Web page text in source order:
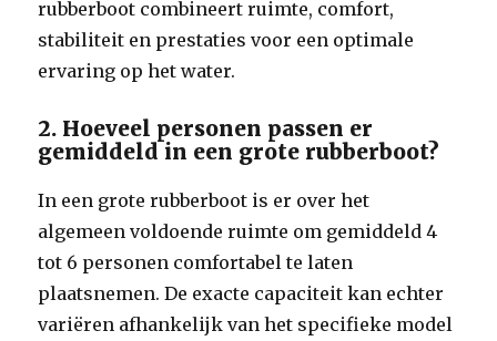
rubberboot combineert ruimte, comfort,
stabiliteit en prestaties voor een optimale
ervaring op het water.
2. Hoeveel personen passen er
gemiddeld in een grote rubberboot?
In een grote rubberboot is er over het
algemeen voldoende ruimte om gemiddeld 4
tot 6 personen comfortabel te laten
plaatsnemen. De exacte capaciteit kan echter
variëren afhankelijk van het specifieke model